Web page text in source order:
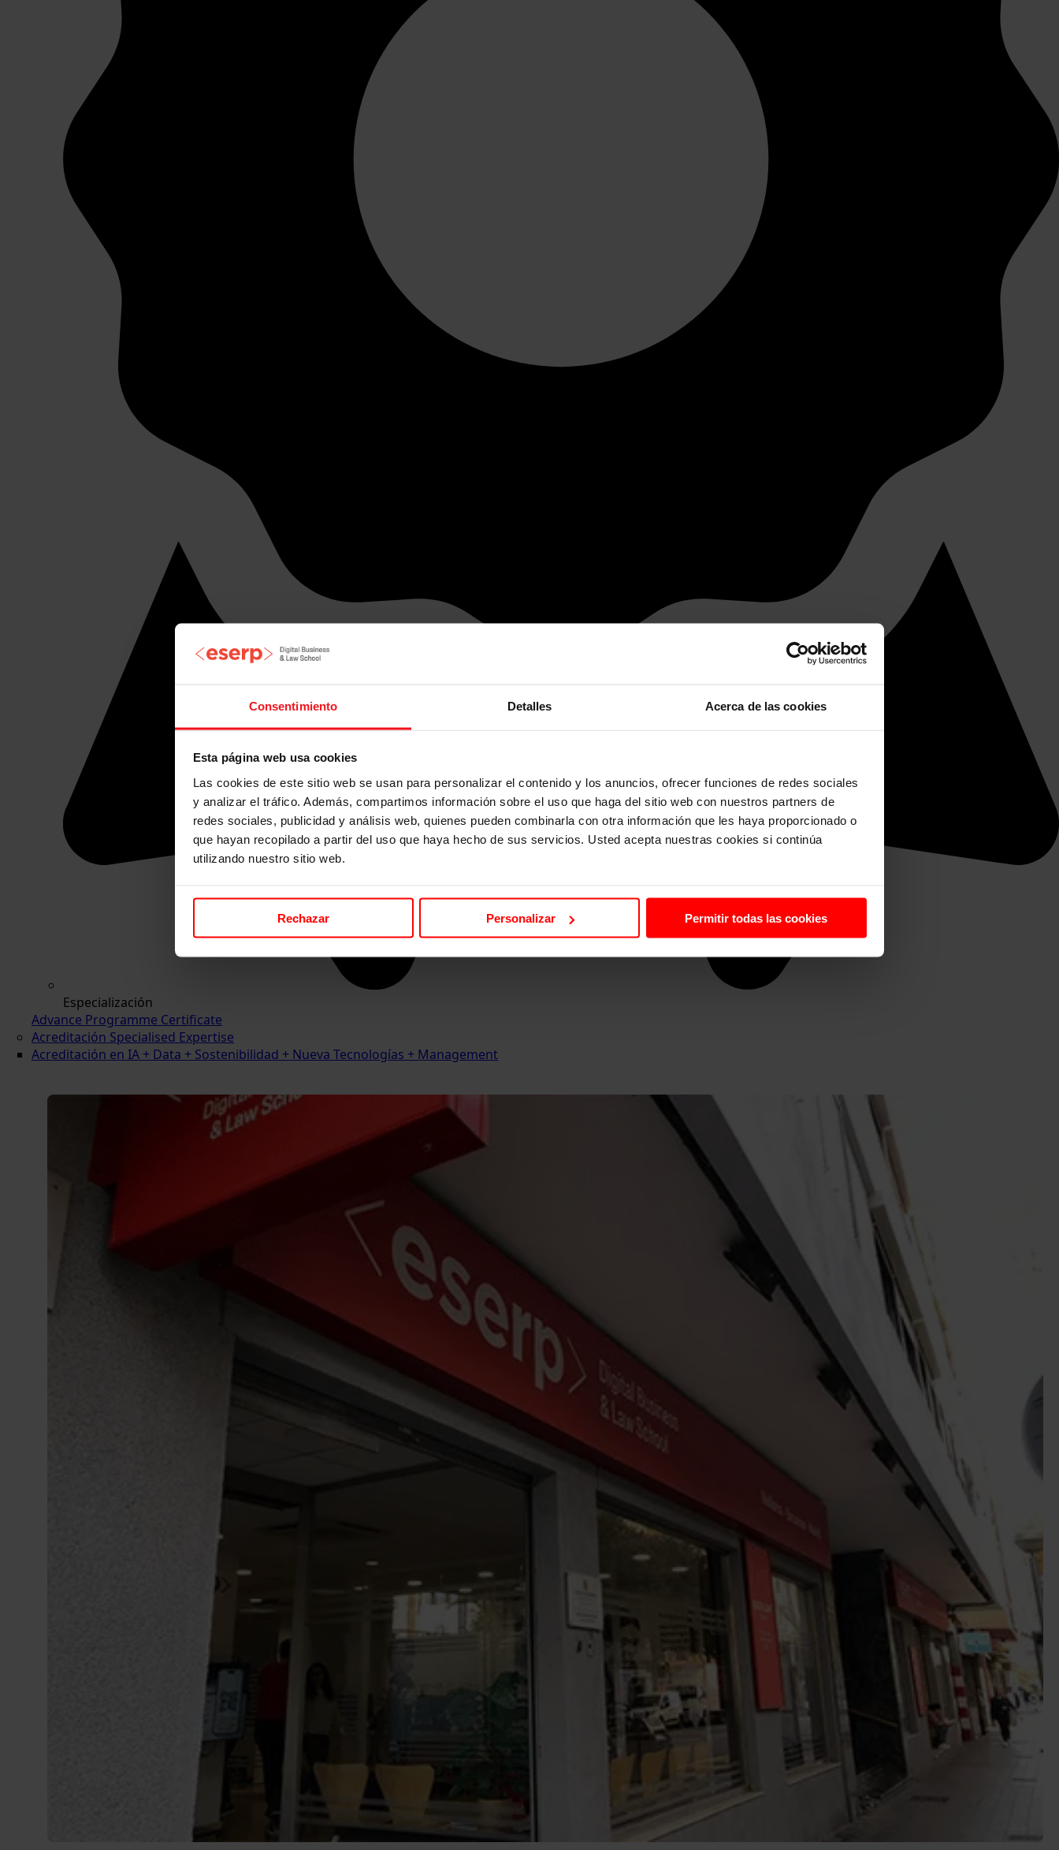
Consentimiento Detalles Acerca de las cookies
Esta página web usa cookies
Las cookies de este sitio web se usan para personalizar el contenido y los anuncios, ofrecer funciones de redes sociales
y analizar el tráfico. Además, compartimos información sobre el uso que haga del sitio web con nuestros partners de
redes sociales, publicidad y análisis web, quienes pueden combinarla con otra información que les haya proporcionado o
que hayan recopilado a partir del uso que haya hecho de sus servicios. Usted acepta nuestras cookies si continúa
utilizando nuestro sitio web.
Rechazar Personalizar Permitir todas las cookies
Especialización
Advance Programme Certificate
Acreditación Specialised Expertise
Acreditación en IA + Data + Sostenibilidad + Nueva Tecnologías + Management